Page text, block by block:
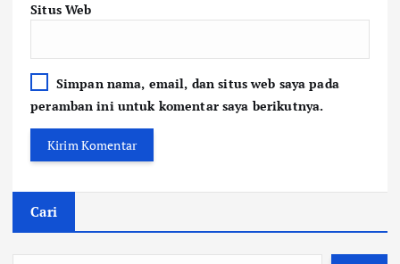
Situs Web
Simpan nama, email, dan situs web saya pada
peramban ini untuk komentar saya berikutnya.
Cari